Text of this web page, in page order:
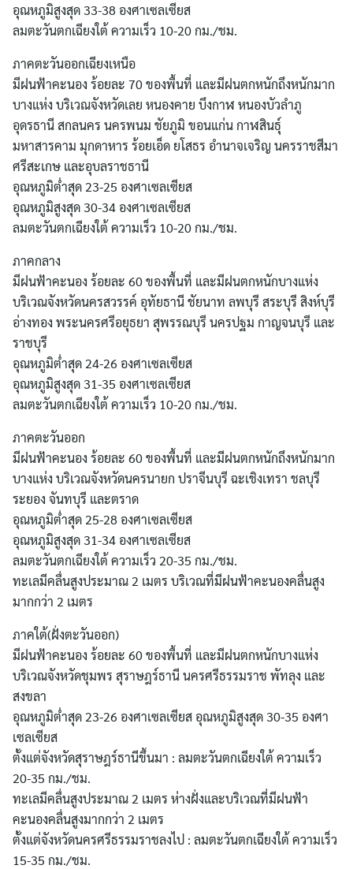
Search
อุณหภูมิสูงสุด 33-38 องศาเซลเซียส
ลมตะวันตกเฉียงใต้ ความเร็ว 10-20 กม./ชม.
ภาคตะวันออกเฉียงเหนือ
มีฝนฟ้าคะนอง ร้อยละ 70 ของพื้นที่ และมีฝนตกหนักถึงหนักมาก
บางแห่ง บริเวณจังหวัดเลย หนองคาย บึงกาฬ หนองบัวลำภู
อุดรธานี สกลนคร นครพนม ชัยภูมิ ขอนแก่น กาฬสินธุ์
มหาสารคาม มุกดาหาร ร้อยเอ็ด ยโสธร อำนาจเจริญ นครราชสีมา
ศรีสะเกษ และอุบลราชธานี
อุณหภูมิต่ำสุด 23-25 องศาเซลเซียส
อุณหภูมิสูงสุด 30-34 องศาเซลเซียส
ลมตะวันตกเฉียงใต้ ความเร็ว 10-20 กม./ชม.
ภาคกลาง
มีฝนฟ้าคะนอง ร้อยละ 60 ของพื้นที่ และมีฝนตกหนักบางแห่ง
บริเวณจังหวัดนครสวรรค์ อุทัยธานี ชัยนาท ลพบุรี สระบุรี สิงห์บุรี
อ่างทอง พระนครศรีอยุธยา สุพรรณบุรี นครปฐม กาญจนบุรี และ
ราชบุรี
อุณหภูมิต่ำสุด 24-26 องศาเซลเซียส
อุณหภูมิสูงสุด 31-35 องศาเซลเซียส
ลมตะวันตกเฉียงใต้ ความเร็ว 10-20 กม./ชม.
ภาคตะวันออก
มีฝนฟ้าคะนอง ร้อยละ 60 ของพื้นที่ และมีฝนตกหนักถึงหนักมาก
บางแห่ง บริเวณจังหวัดนครนายก ปราจีนบุรี ฉะเชิงเทรา ชลบุรี
ระยอง จันทบุรี และตราด
อุณหภูมิต่ำสุด 25-28 องศาเซลเซียส
อุณหภูมิสูงสุด 31-34 องศาเซลเซียส
ลมตะวันตกเฉียงใต้ ความเร็ว 20-35 กม./ชม.
ทะเลมีคลื่นสูงประมาณ 2 เมตร บริเวณที่มีฝนฟ้าคะนองคลื่นสูง
มากกว่า 2 เมตร
ภาคใต้(ฝั่งตะวันออก)
มีฝนฟ้าคะนอง ร้อยละ 60 ของพื้นที่ และมีฝนตกหนักบางแห่ง
บริเวณจังหวัดชุมพร สุราษฎร์ธานี นครศรีธรรมราช พัทลุง และ
สงขลา
อุณหภูมิต่ำสุด 23-26 องศาเซลเซียส อุณหภูมิสูงสุด 30-35 องศา
เซลเซียส
ตั้งแต่จังหวัดสุราษฎร์ธานีขึ้นมา : ลมตะวันตกเฉียงใต้ ความเร็ว
20-35 กม./ชม.
ทะเลมีคลื่นสูงประมาณ 2 เมตร ห่างฝั่งและบริเวณที่มีฝนฟ้า
คะนองคลื่นสูงมากกว่า 2 เมตร
ตั้งแต่จังหวัดนครศรีธรรมราชลงไป : ลมตะวันตกเฉียงใต้ ความเร็ว
15-35 กม./ชม.